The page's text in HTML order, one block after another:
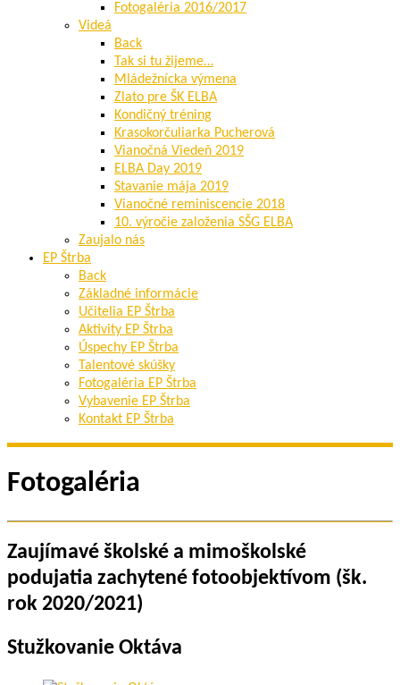
Fotogaléria 2016/2017
Videá
Back
Tak si tu žijeme…
Mládežnícka výmena
Zlato pre ŠK ELBA
Kondičný tréning
Krasokorčuliarka Pucherová
Vianočná Viedeň 2019
ELBA Day 2019
Stavanie mája 2019
Vianočné reminiscencie 2018
10. výročie založenia SŠG ELBA
Zaujalo nás
EP Štrba
Back
Základné informácie
Učitelia EP Štrba
Aktivity EP Štrba
Úspechy EP Štrba
Talentové skúšky
Fotogaléria EP Štrba
Vybavenie EP Štrba
Kontakt EP Štrba
Fotogaléria
Zaujímavé školské a mimoškolské
podujatia zachytené fotoobjektívom (šk.
rok 2020/2021)
Stužkovanie Oktáva